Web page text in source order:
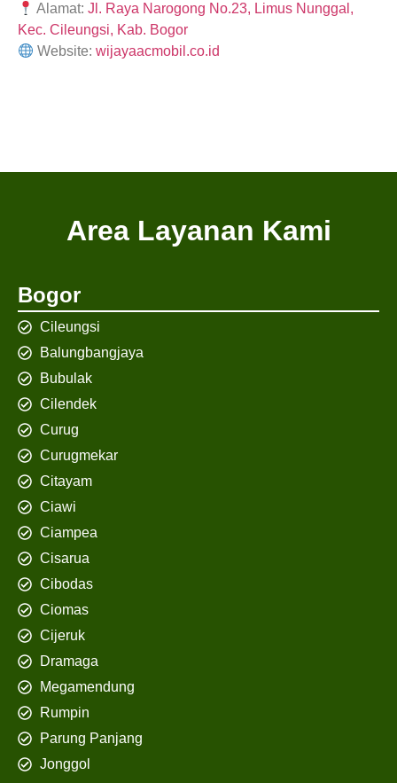
Alamat:Jl. Raya Narogong No.23, Limus Nunggal,
Kec. Cileungsi, Kab. Bogor
Website:wijayaacmobil.co.id
Area Layanan Kami
Bogor
Cileungsi
Balungbangjaya
Bubulak
Cilendek
Curug
Curugmekar
Citayam
Ciawi
Ciampea
Cisarua
Cibodas
Ciomas
Cijeruk
Dramaga
Megamendung
Rumpin
Parung Panjang
Jonggol